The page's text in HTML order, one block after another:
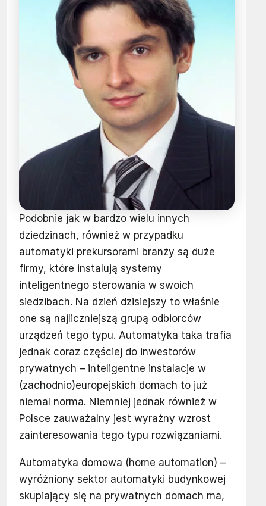
Podobnie jak w bardzo wielu innych
dziedzinach, również w przypadku
automatyki prekursorami branży są duże
firmy, które instalują systemy
inteligentnego sterowania w swoich
siedzibach. Na dzień dzisiejszy to właśnie
one są najliczniejszą grupą odbiorców
urządzeń tego typu. Automatyka taka trafia
jednak coraz częściej do inwestorów
prywatnych – inteligentne instalacje w
(zachodnio)europejskich domach to już
niemal norma. Niemniej jednak również w
Polsce zauważalny jest wyraźny wzrost
zainteresowania tego typu rozwiązaniami.
Automatyka domowa (home automation) –
wyróżniony sektor automatyki budynkowej
skupiający się na prywatnych domach ma,